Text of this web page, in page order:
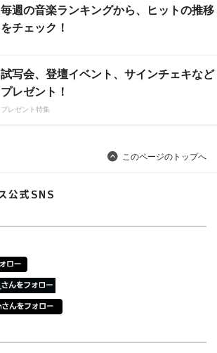
毎週の音楽ランキングから、ヒットの推移
をチェック！
試写会、登壇イベント、サインチェキなど
プレゼント！
プレゼント特集
このページのトップへ